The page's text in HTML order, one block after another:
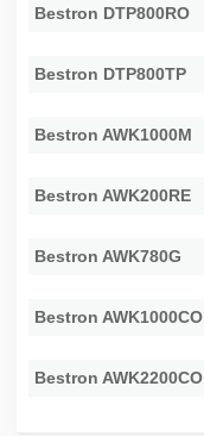
Bestron DTP800RO
Bestron DTP800TP
Bestron AWK1000M
Bestron AWK200RE
Bestron AWK780G
Bestron AWK1000CO
Bestron AWK2200CO